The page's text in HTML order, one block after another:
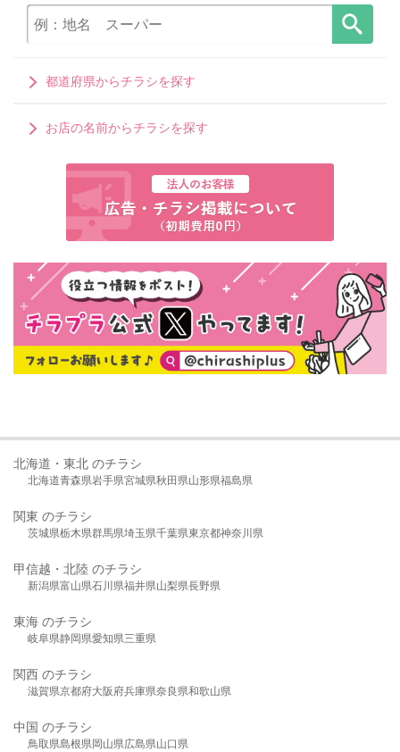
都道府県からチラシを探す
お店の名前からチラシを探す
北海道・東北 のチラシ
北海道青森県岩手県宮城県秋田県山形県福島県
関東 のチラシ
茨城県栃木県群馬県埼玉県千葉県東京都神奈川県
甲信越・北陸 のチラシ
新潟県富山県石川県福井県山梨県長野県
東海 のチラシ
岐阜県静岡県愛知県三重県
関西 のチラシ
滋賀県京都府大阪府兵庫県奈良県和歌山県
中国 のチラシ
鳥取県島根県岡山県広島県山口県